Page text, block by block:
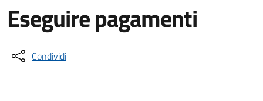
Eseguire pagamenti
Condividi